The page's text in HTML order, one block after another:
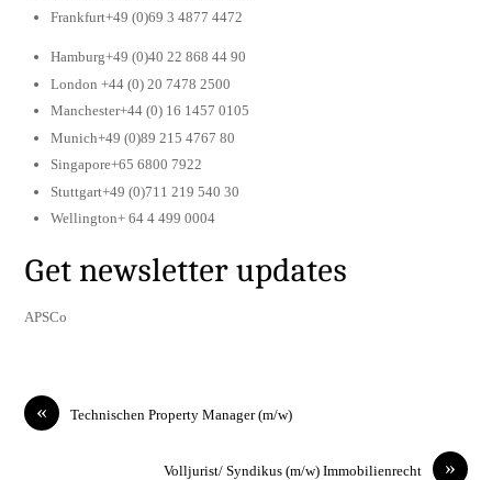
Frankfurt+49 (0)69 3 4877 4472
Hamburg+49 (0)40 22 868 44 90
London +44 (0) 20 7478 2500
Manchester+44 (0) 16 1457 0105
Munich+49 (0)89 215 4767 80
Singapore+65 6800 7922
Stuttgart+49 (0)711 219 540 30
Wellington+ 64 4 499 0004
Get newsletter updates
APSCo
« Technischen Property Manager (m/w)
»
Volljurist/ Syndikus (m/w) Immobilienrecht